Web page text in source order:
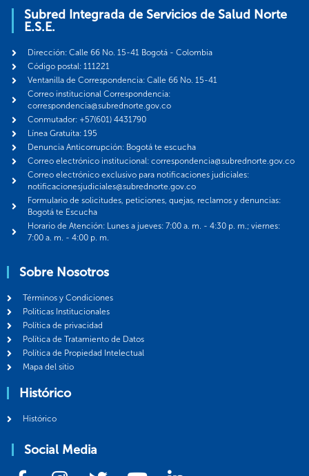
Subred Integrada de Servicios de Salud Norte
E.S.E.
Dirección: Calle 66 No. 15-41 Bogotá - Colombia
Código postal: 111221
Ventanilla de Correspondencia: Calle 66 No. 15-41
Correo institucional Correspondencia:
correspondencia@subrednorte.gov.co
Conmutador: +57(601) 4431790
Línea Gratuita: 195
Denuncia Anticorrupción: Bogotá te escucha
Correo electrónico institucional: correspondencia@subrednorte.gov.co
Correo electrónico exclusivo para notificaciones judiciales:
notificacionesjudiciales@subrednorte.gov.co
Formulario de solicitudes, peticiones, quejas, reclamos y denuncias:
Bogotá te Escucha
Horario de Atención: Lunes a jueves: 7:00 a. m. - 4:30 p. m.; viernes:
7:00 a. m. - 4:00 p. m.
Sobre Nosotros
Términos y Condiciones
Politicas Institucionales
Política de privacidad
Política de Tratamiento de Datos
Política de Propiedad Intelectual
Mapa del sitio
Histórico
Histórico
Social Media